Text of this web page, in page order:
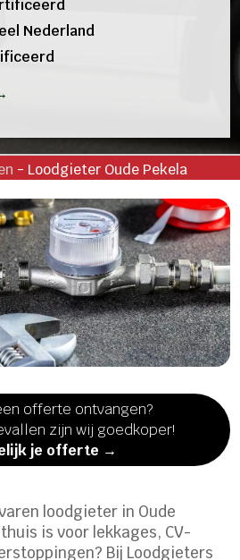
Nederland
- Loodgieter Oude Pekela
offerte ontvangen?
zijn wij goedkoper!
je offerte →
loodgieter in Oude
is voor lekkages, CV-
Bij Loodgieters